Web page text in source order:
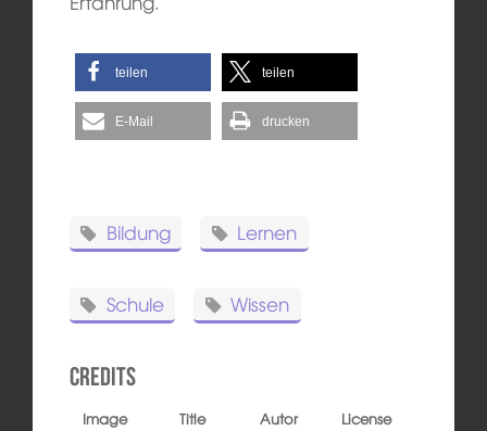
teilen teilen
E-Mail drucken
Bildung Lernen
Schule Wissen
Credits
Image Title Autor
License